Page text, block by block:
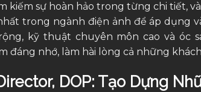
kiếm sự hoàn hảo trong từng chi tiết,
trong ngành điện ảnh để áp dụng
kỹ thuật chuyên môn cao và óc
đáng nhớ, làm hài lòng cả những
DOP: Tạo Dựng